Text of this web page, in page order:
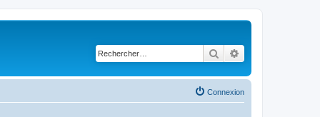
Rechercher
Connexion